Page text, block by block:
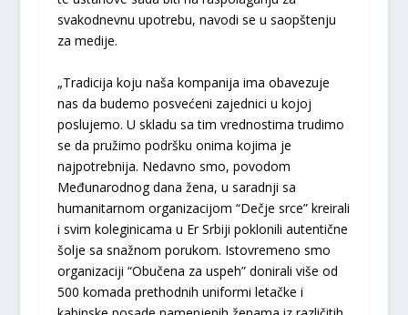
svakodnevnu upotrebu, navodi se u saopštenju
za medije.
„Tradicija koju naša kompanija ima obavezuje
nas da budemo posvećeni zajednici u kojoj
poslujemo. U skladu sa tim vrednostima trudimo
se da pružimo podršku onima kojima je
najpotrebnija. Nedavno smo, povodom
Međunarodnog dana žena, u saradnji sa
humanitarnom organizacijom “Dečje srce” kreirali
i svim koleginicama u Er Srbiji poklonili autentične
šolje sa snažnom porukom. Istovremeno smo
organizaciji “Obučena za uspeh” donirali više od
500 komada prethodnih uniformi letačke i